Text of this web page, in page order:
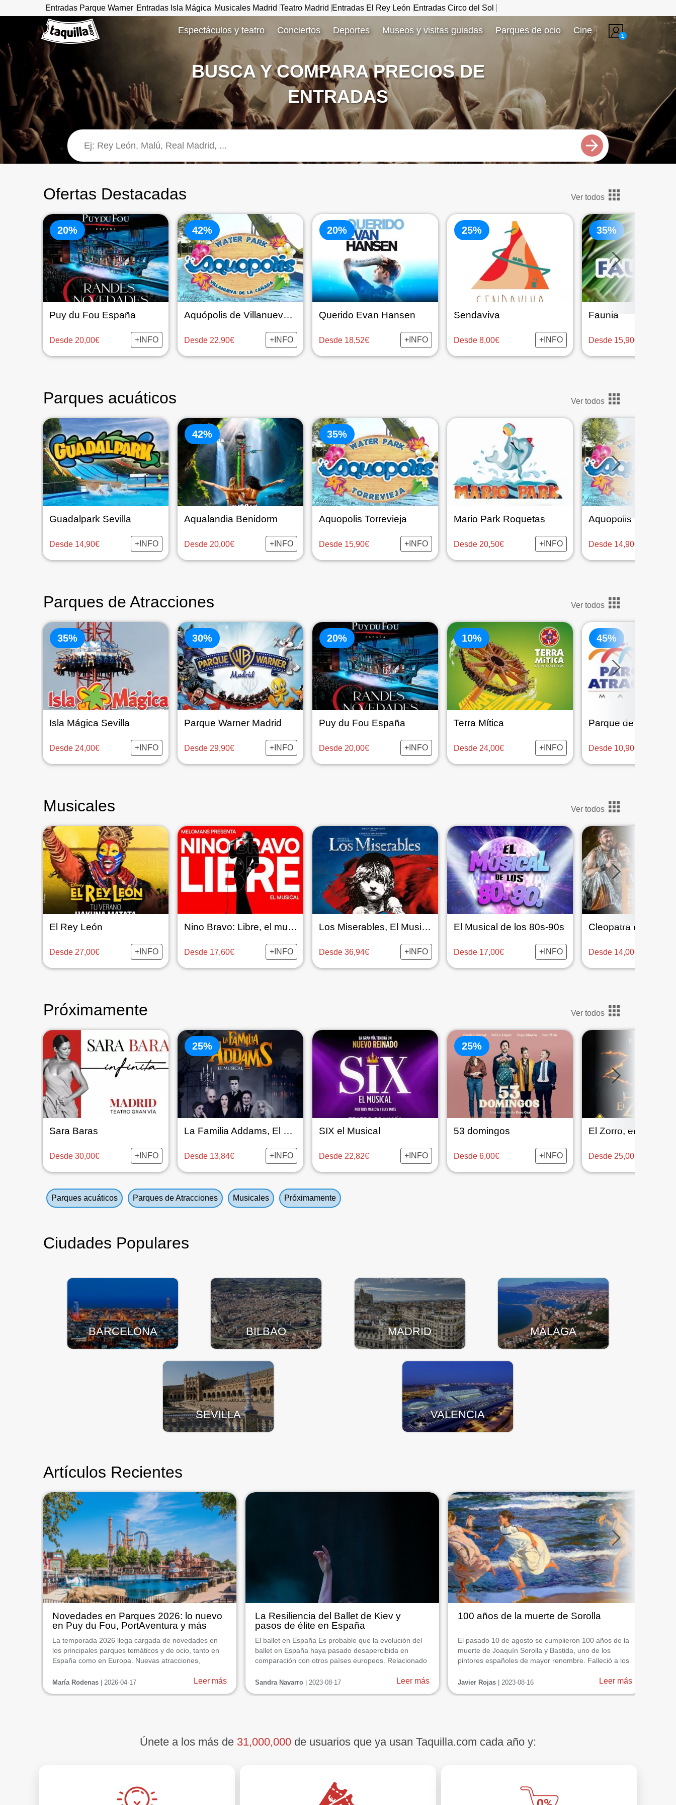
Entradas Parque Warner Entradas Isla Mágica Musicales Madrid Teatro Madrid Entradas El Rey León Entradas Circo del Sol
www.taquilla.com
1
Espectáculos y teatro Conciertos Deportes Museos y visitas guiadas Parques de ocio Cine
BUSCA Y COMPARA PRECIOS DE
ENTRADAS
Ofertas Destacadas Ver todos
20%
Puy du Fou España
Desde 20,00€ +INFO
42%
Aquópolis de Villanueva de la Cañada
Desde 22,90€ +INFO
20%
Querido Evan Hansen
Desde 18,52€ +INFO
25%
Sendaviva
Desde 8,00€ +INFO
35%
Faunia
Desde 15,90€
Parques acuáticos Ver todos
Guadalpark Sevilla
Desde 14,90€ +INFO
42%
Aqualandia Benidorm
Desde 20,00€ +INFO
35%
Aquopolis Torrevieja
Desde 15,90€ +INFO
Mario Park Roquetas
Desde 20,50€ +INFO
Aquopolis Cullera
Desde 14,90€
Parques de Atracciones Ver todos
35%
Isla Mágica Sevilla
Desde 24,00€ +INFO
30%
Parque Warner Madrid
Desde 29,90€ +INFO
20%
Puy du Fou España
Desde 20,00€ +INFO
10%
Terra Mítica
Desde 24,00€ +INFO
45%
Desde 10,90€
Musicales Ver todos
El Rey León
Desde 27,00€ +INFO
Nino Bravo: Libre, el musical
Desde 17,60€ +INFO
Los Miserables, El Musical
Desde 36,94€ +INFO
El Musical de los 80s-90s
Desde 17,00€ +INFO Desde 14,00€
Próximamente Ver todos
Sara Baras
Desde 30,00€ +INFO
25%
La Familia Addams, El Musical
Desde 13,84€ +INFO
SIX el Musical
Desde 22,82€ +INFO
25%
53 domingos
Desde 6,00€ +INFO
El Zorro, el Musical
Desde 25,00€
Parques acuáticos Parques de Atracciones Musicales Próximamente
Ciudades Populares
BARCELONA BILBAO MADRID MÁLAGA
SEVILLA VALENCIA
Artículos Recientes
Novedades en Parques 2026: lo nuevo
en Puy du Fou, PortAventura y más
La temporada 2026 llega cargada de novedades en
los principales parques temáticos y de ocio, tanto en
España como en Europa. Nuevas atracciones,
renovados y cambios estratégicos en la oferta
María Rodenas | 2026-04-17 Leer más
La Resiliencia del Ballet de Kiev y
pasos de élite en España
El ballet en España Es probable que la evolución del
ballet en España haya pasado desapercibida en
comparación con otros países europeos. Relacionado
ha estado influida por factores culturales, sociales y
Sandra Navarro | 2023-08-17 Leer más
100 años de la muerte de Sorolla
El pasado 10 de agosto se cumplieron 100 años de la
muerte de Joaquín Sorolla y Bastida, uno de los
pintores españoles de mayor renombre. Falleció a los
1920 mientras trabajaba en una de sus obras en el
Javier Rojas | 2023-08-16 Leer más
Únete a los más de 31,000,000 de usuarios que ya usan Taquilla.com cada año y: